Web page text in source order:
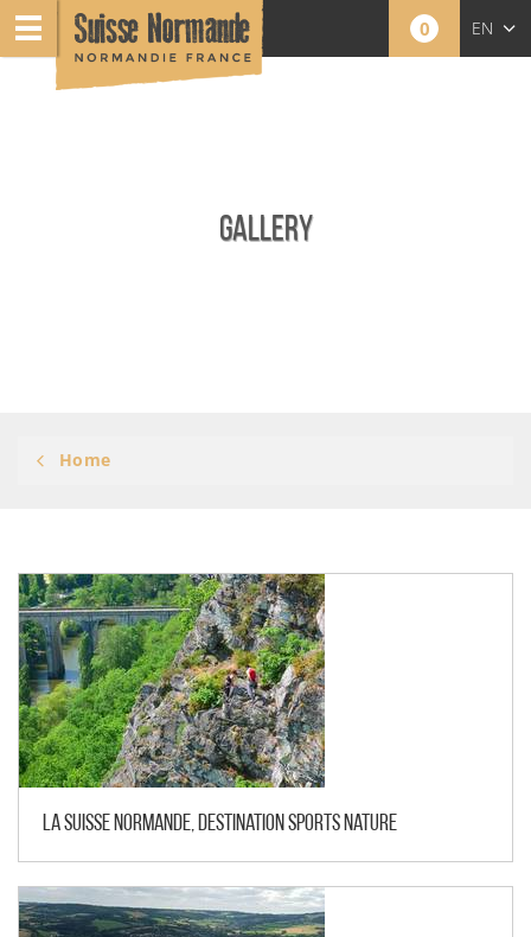
0 EN
GALLERY
Home
La Suisse Normande, Destination Sports Nature